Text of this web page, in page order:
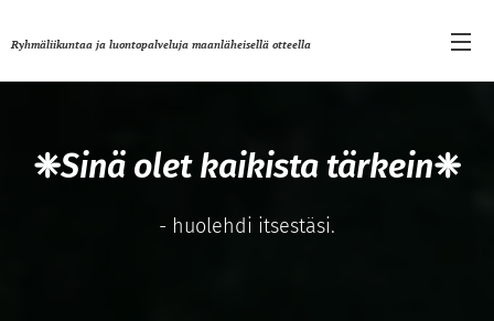
Ryhmäliikuntaa ja luontopalveluja maanläheisellä otteella
❈Sinä olet kaikista tärkein❈
- huolehdi itsestäsi.